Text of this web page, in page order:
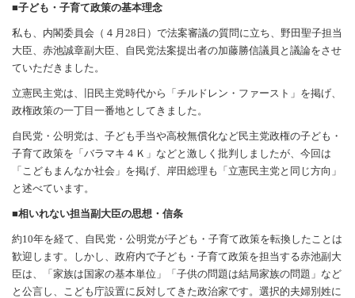
■子ども・子育て政策の基本理念
私も、内閣委員会（４月28日）で法案審議の質問に立ち、野田聖子担当
大臣、赤池誠章副大臣、自民党法案提出者の加藤勝信議員と議論をさせ
ていただきました。
立憲民主党は、旧民主党時代から「チルドレン・ファースト」を掲げ、
政権政策の一丁目一番地としてきました。
自民党・公明党は、子ども手当や高校無償化など民主党政権の子ども・
子育て政策を「バラマキ４Ｋ」などと激しく批判しましたが、今回は
「こどもまんなか社会」を掲げ、岸田総理も「立憲民主党と同じ方向」
と述べています。
■相いれない担当副大臣の思想・信条
約10年を経て、自民党・公明党が子ども・子育て政策を転換したことは
歓迎します。しかし、政府内で子ども・子育て政策を担当する赤池副大
臣は、「家族は国家の基本単位」「子供の問題は結局家族の問題」など
と公言し、こども庁設置に反対してきた政治家です。選択的夫婦別姓に